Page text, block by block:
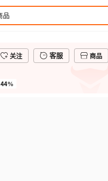
关注 客服
商品
44%